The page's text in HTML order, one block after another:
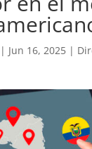
Jun 16, 2025|